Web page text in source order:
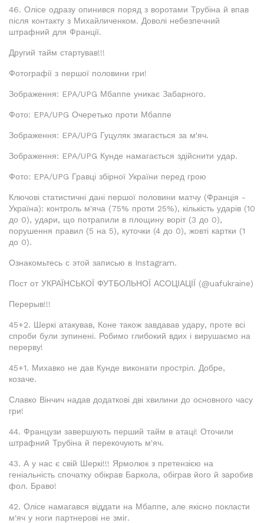
46. Олісе одразу опинився поряд з воротами Трубіна й впав
після контакту з Михайличенком. Доволі небезпечний
штрафний для Франції.
Другий тайм стартував!!!
Фотографії з першої половини гри!
Зображення: EPA/UPG Мбаппе уникає Забарного.
Фото: EPA/UPG Очеретько проти Мбаппе
Зображення: EPA/UPG Гуцуляк змагається за м'яч.
Зображення: EPA/UPG Кунде намагається здійснити удар.
Фото: EPA/UPG Гравці збірної України перед грою
Ключові статистичні дані першої половини матчу (Франція -
Україна): контроль м'яча (75% проти 25%), кількість ударів (10
до 0), удари, що потрапили в площину воріт (3 до 0),
порушення правил (5 на 5), куточки (4 до 0), жовті картки (1
до 0).
Ознакомьтесь с этой записью в Instagram.
Пост от УКРАЇНСЬКОЇ ФУТБОЛЬНОЇ АСОЦІАЦІЇ (@uafukraine)
Перерыв!!!
45+2. Шеркі атакував, Коне також завдавав удару, проте всі
спроби були зупинені. Робимо глибокий вдих і вирушаємо на
перерву!
45+1. Михавко не дав Кунде виконати простріл. Добре,
козаче.
Славко Вінчич надав додаткові дві хвилини до основного часу
гри!
44. Французи завершують перший тайм в атаці! Оточили
штрафний Трубіна й перекочують м'яч.
43. А у нас є свій Шеркі!!! Ярмолюк з претензією на
геніальність спочатку обікрав Баркола, обіграв його й заробив
фол. Браво!
42. Олісе намагався віддати на Мбаппе, але якісно покласти
м'яч у ноги партнерові не зміг.